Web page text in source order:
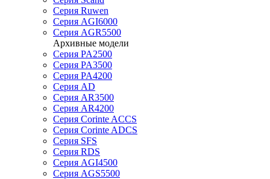
Серия Ruwen
Серия AGI6000
Серия AGR5500
Архивные модели
Серия PA2500
Серия PA3500
Серия PA4200
Серия AD
Серия AR3500
Серия AR4200
Серия Corinte ACCS
Серия Corinte ADCS
Серия SFS
Серия RDS
Серия AGI4500
Серия AGS5500